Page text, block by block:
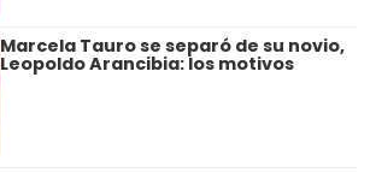
Marcela Tauro se separó de su novio,
Leopoldo Arancibia: los motivos